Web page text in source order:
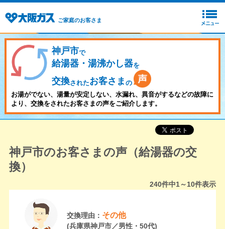
ご家庭のお客さま
神戸市で
給湯器・湯沸かし器を
交換されたお客さま の
お湯がでない、湯量が安定しない、水漏れ、異音がするなどの故障に
より、交換をされたお客さまの声をご紹介します。
神戸市のお客さまの声（給湯器の交
換）
240件中1～10件表示
交換理由： その他
(兵庫県神戸市／男性・50代)